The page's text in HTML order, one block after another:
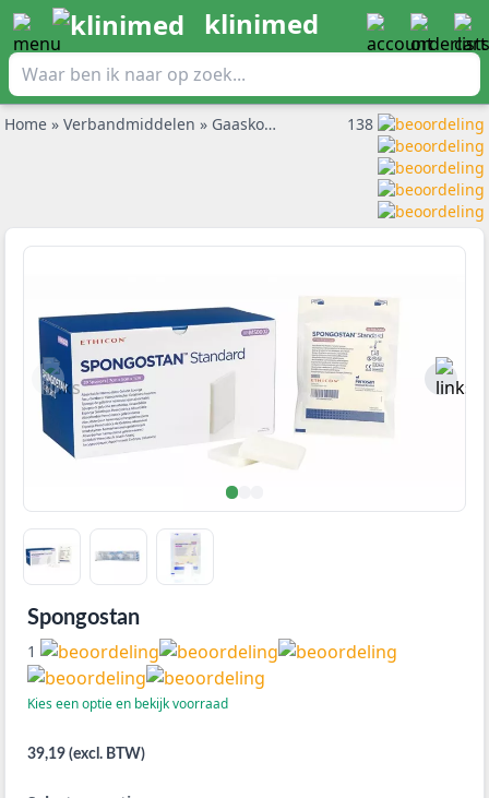
klinimed
Home » Verbandmiddelen » Gaaskompressen en deppers »
138
Spongostan
1
Kies een optie en bekijk voorraad
39,19 (excl. BTW)